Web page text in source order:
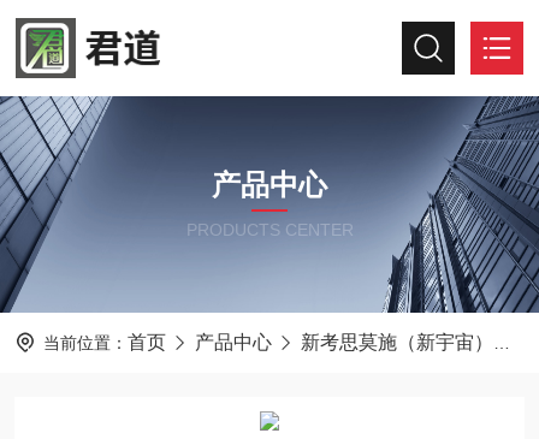
产品中心
PRODUCTS CENTER
当前位置： 首页 产品中心 新考思莫施（新宇宙）